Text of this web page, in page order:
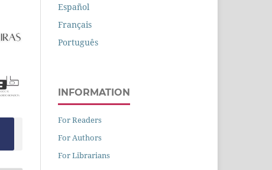
Español
Français
Português
INFORMATION
For Readers
For Authors
For Librarians